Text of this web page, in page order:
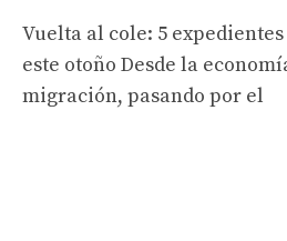
Vuelta al cole: 5
este otoño Desde la
migración, pasando por el